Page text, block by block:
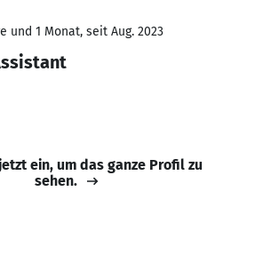
und 1 Monat, seit Aug. 2023
ein, um das ganze Profil zu
sehen.